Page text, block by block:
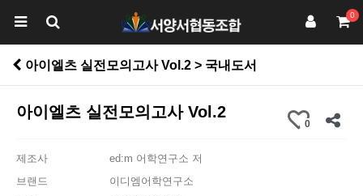
0
아이엘츠 실전모의고사 Vol.2 > 국내도서
아이엘츠 실전모의고사 Vol.2
0
제조사
ed:m 어학연구소 저
브랜드
이디엠어학연구소